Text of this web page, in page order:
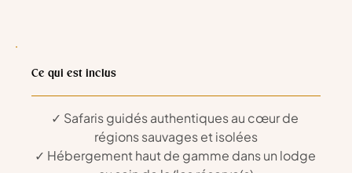
✓ Safaris guidés authentiques au cœur de
régions sauvages et isolées
✓ Hébergement haut de gamme dans un lodge
Ce qui est inclus